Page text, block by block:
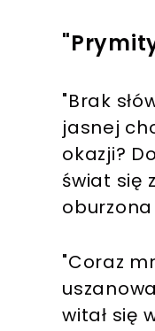
"Brak
jasnej
okazji?
świat się
"Coraz
witał się